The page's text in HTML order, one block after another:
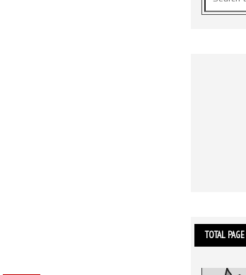
TOTAL